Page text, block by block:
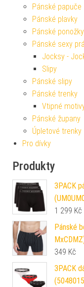
Pánské papuče
Pánské plavky
Pánské ponožky
Pánské sexy
Jocksy -
Slipy
Pánské slipy
Pánské trenky
Vtipné
Pánské župany
Úpletové trenky
Pro dívky
Produkty
3PACK
1 299 Kč
Pánské
349 Kč
3PACK